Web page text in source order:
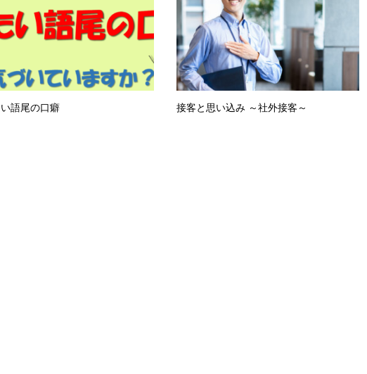
語尾の口癖 接客と思い込み ～社外接客～